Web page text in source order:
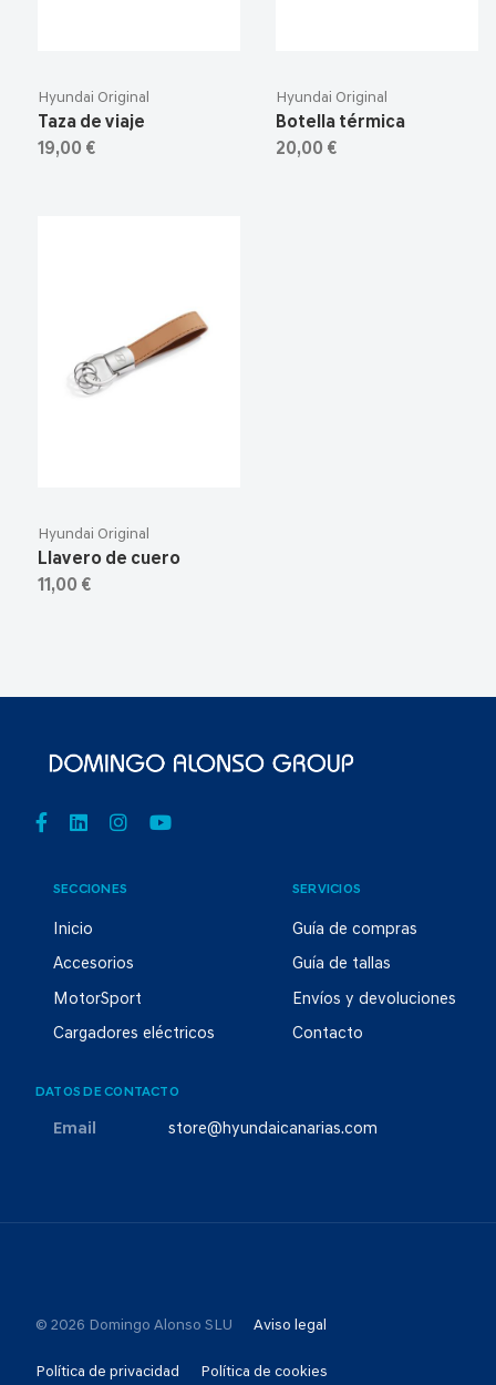
Hyundai Original
Taza de viaje
19,00 €
Hyundai Original
Botella térmica
20,00 €
Hyundai Original
Llavero de cuero
11,00 €
SECCIONES
Inicio
Accesorios
MotorSport
Cargadores eléctricos
SERVICIOS
Guía de compras
Guía de tallas
Envíos y devoluciones
Contacto
DATOS DE CONTACTO
Email store@hyundaicanarias.com
© 2026 Domingo Alonso SLU Aviso legal
Política de privacidad Política de cookies